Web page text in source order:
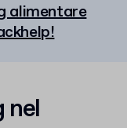
alimentare
nel